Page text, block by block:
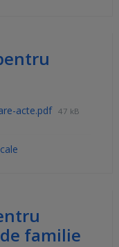
acte.pdf 47 kB
familie